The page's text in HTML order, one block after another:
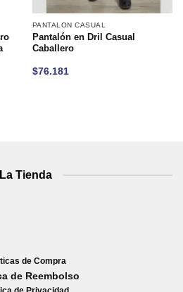
PANTALON CASUAL
Pantalón en Dril Casual
Caballero
$76.181
La Tienda
de Compra
de Reembolso